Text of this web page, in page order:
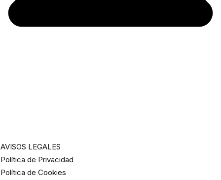
AVISOS LEGALES
Política de Privacidad
Política de Cookies